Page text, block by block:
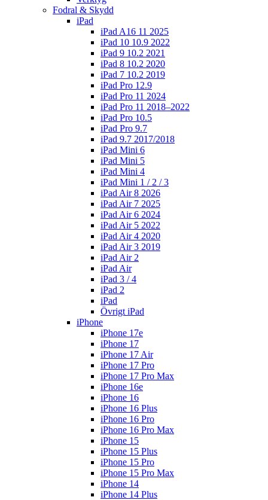
Fodral & Skydd
iPad
iPad A16 11 2025
iPad 10 10.9 2022
iPad 9 10.2 2021
iPad 8 10.2 2020
iPad 7 10.2 2019
iPad Pro 12.9
iPad Pro 11 2024
iPad Pro 11 2018–2022
iPad Pro 10.5
iPad Pro 9.7
iPad 9.7 2017/2018
iPad Mini 6
iPad Mini 5
iPad Mini 4
iPad Mini 1 / 2 / 3
iPad Air 8 2026
iPad Air 7 2025
iPad Air 6 2024
iPad Air 5 2022
iPad Air 4 2020
iPad Air 3 2019
iPad Air 2
iPad Air
iPad 3 / 4
iPad 2
iPad
Övrigt iPad
iPhone
iPhone 17e
iPhone 17
iPhone 17 Air
iPhone 17 Pro
iPhone 17 Pro Max
iPhone 16e
iPhone 16
iPhone 16 Plus
iPhone 16 Pro
iPhone 16 Pro Max
iPhone 15
iPhone 15 Plus
iPhone 15 Pro
iPhone 15 Pro Max
iPhone 14
iPhone 14 Plus